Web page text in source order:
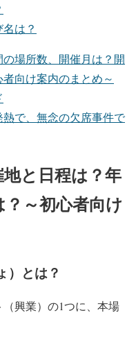
は？
の場所数、開催月は？開
向け案内のまとめ～
で、無念の欠席事件で
と日程は？年
～初心者向け
）とは？
興業）の1つに、 本場